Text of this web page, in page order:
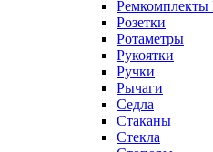
Розетки
Ротаметры
Рукоятки
Ручки
Рычаги
Седла
Стаканы
Стекла